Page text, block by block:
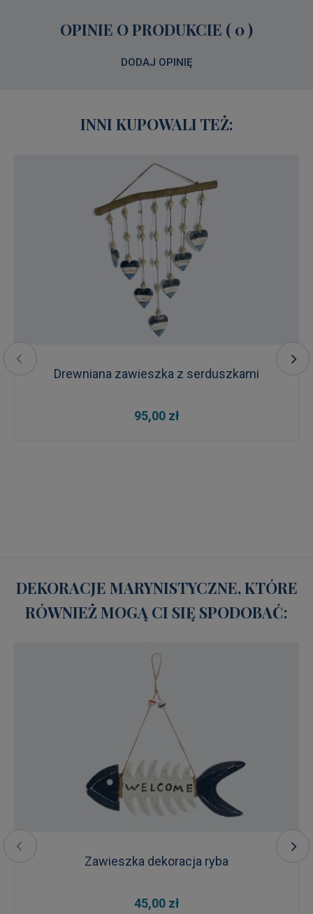
OPINIE O PRODUKCIE ( 0 )
DODAJ OPINIĘ
INNI KUPOWALI TEŻ:
Drewniana zawieszka z serduszkami
95,00 zł
DEKORACJE MARYNISTYCZNE, KTÓRE
RÓWNIEŻ MOGĄ CI SIĘ SPODOBAĆ:
Zawieszka dekoracja ryba
45,00 zł